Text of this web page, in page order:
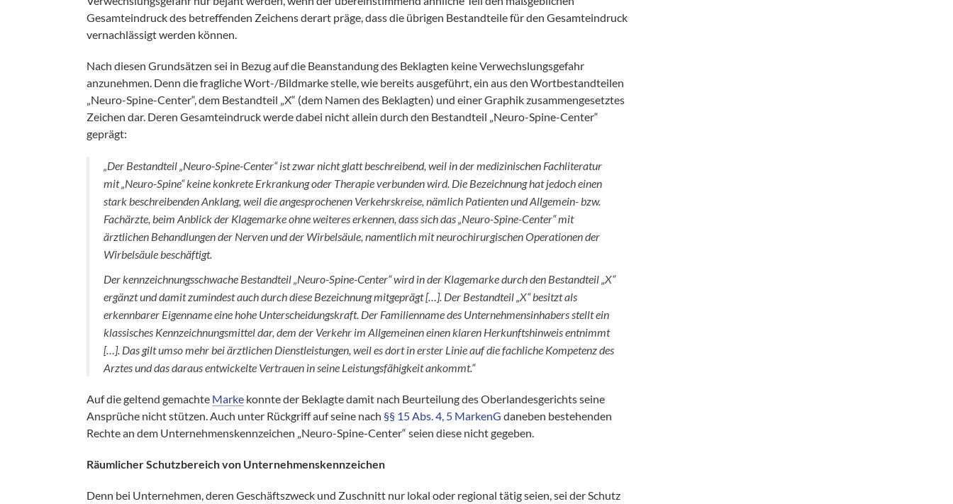
Gesamteindruck des betreffenden Zeichens derart präge, dass die übrigen Bestandteile für den Gesamteindruck
vernachlässigt werden können.
Nach diesen Grundsätzen sei in Bezug auf die Beanstandung des Beklagten keine Verwechslungsgefahr
anzunehmen. Denn die fragliche Wort-/Bildmarke stelle, wie bereits ausgeführt, ein aus den Wortbestandteilen
„Neuro-Spine-Center“, dem Bestandteil „X“ (dem Namen des Beklagten) und einer Graphik zusammengesetztes
Zeichen dar. Deren Gesamteindruck werde dabei nicht allein durch den Bestandteil „Neuro-Spine-Center“
geprägt:
„Der Bestandteil „Neuro-Spine-Center“ ist zwar nicht glatt beschreibend, weil in der medizinischen Fachliteratur
mit „Neuro-Spine“ keine konkrete Erkrankung oder Therapie verbunden wird. Die Bezeichnung hat jedoch einen
stark beschreibenden Anklang, weil die angesprochenen Verkehrskreise, nämlich Patienten und Allgemein- bzw.
Fachärzte, beim Anblick der Klagemarke ohne weiteres erkennen, dass sich das „Neuro-Spine-Center“ mit
ärztlichen Behandlungen der Nerven und der Wirbelsäule, namentlich mit neurochirurgischen Operationen der
Wirbelsäule beschäftigt.
Der kennzeichnungsschwache Bestandteil „Neuro-Spine-Center“ wird in der Klagemarke durch den Bestandteil „X“
ergänzt und damit zumindest auch durch diese Bezeichnung mitgeprägt […]. Der Bestandteil „X“ besitzt als
erkennbarer Eigenname eine hohe Unterscheidungskraft. Der Familienname des Unternehmensinhabers stellt ein
klassisches Kennzeichnungsmittel dar, dem der Verkehr im Allgemeinen einen klaren Herkunftshinweis entnimmt
[…]. Das gilt umso mehr bei ärztlichen Dienstleistungen, weil es dort in erster Linie auf die fachliche Kompetenz des
Arztes und das daraus entwickelte Vertrauen in seine Leistungsfähigkeit ankommt.“
Auf die geltend gemachte Marke konnte der Beklagte damit nach Beurteilung des Oberlandesgerichts seine
Ansprüche nicht stützen. Auch unter Rückgriff auf seine nach §§ 15 Abs. 4, 5 MarkenG daneben bestehenden
Rechte an dem Unternehmenskennzeichen „Neuro-Spine-Center“ seien diese nicht gegeben.
Räumlicher Schutzbereich von Unternehmenskennzeichen
Denn bei Unternehmen, deren Geschäftszweck und Zuschnitt nur lokal oder regional tätig seien, sei der Schutz